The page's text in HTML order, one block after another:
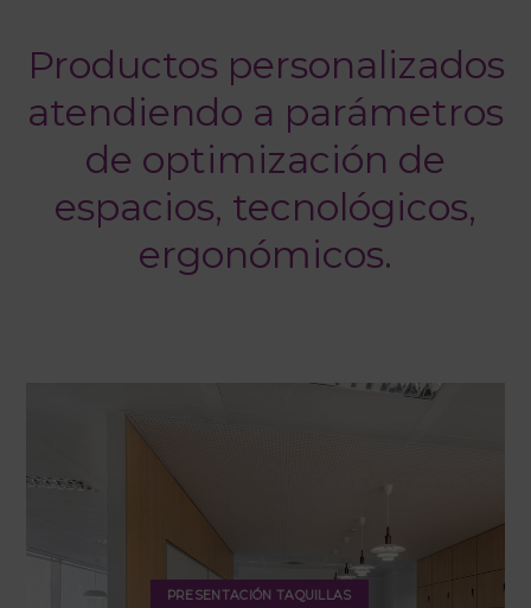
Productos personalizados
atendiendo a parámetros
de optimización de
espacios, tecnológicos,
ergonómicos.
PRESENTACIÓN TAQUILLAS